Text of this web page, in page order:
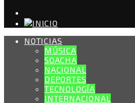
NOTICIAS
MÚSICA
SOACHA
NACIONAL
DEPORTES
TECNOLOGÍA
INTERNACIONAL